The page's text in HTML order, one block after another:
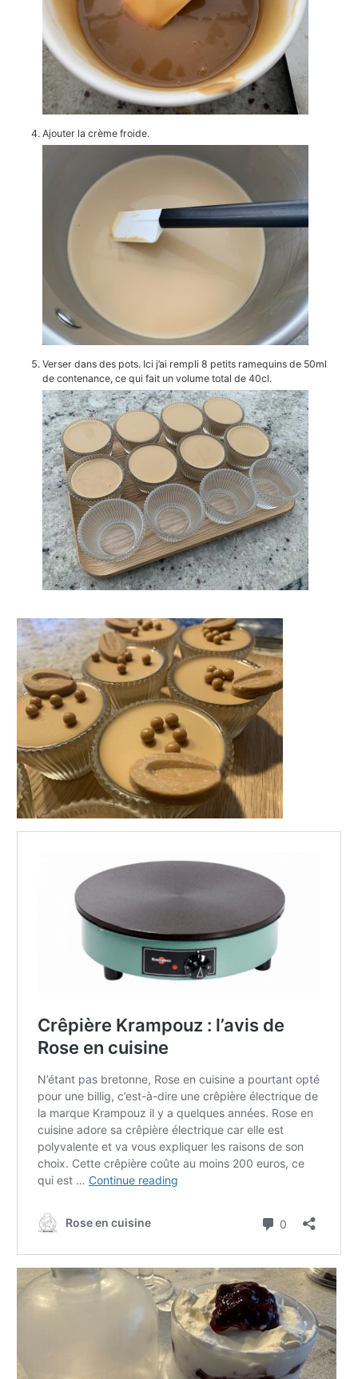
Ajouter la crème froide.
Verser dans des pots. Ici j’ai rempli 8 petits ramequins de 50ml
de contenance, ce qui fait un volume total de 40cl.